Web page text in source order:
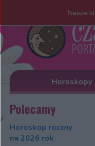
Horoskopy
Polecamy
Horoskop roczny
na 2026 rok
Nasze